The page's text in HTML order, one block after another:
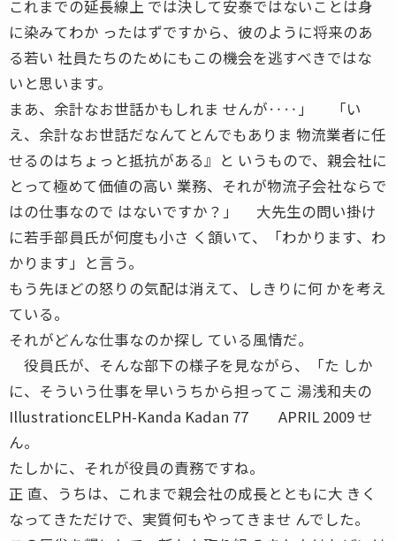
これまでの延長線上 では決して安泰ではないことは身
に染みてわか ったはずですから、彼のように将来のあ
る若い 社員たちのためにもこの機会を逃すべきではな
いと思います。
まあ、余計なお世話かもしれま せんが‥‥」 「い
え、余計なお世話だなんてとんでもありま 物流業者に任
せるのはちょっと抵抗がある』と いうもので、親会社に
とって極めて価値の高い 業務、それが物流子会社ならで
はの仕事なので はないですか？」 大先生の問い掛け
に若手部員氏が何度も小さ く頷いて、「わかります、わ
かります」と言う。
もう先ほどの怒りの気配は消えて、しきりに何 かを考え
ている。
それがどんな仕事なのか探し ている風情だ。
役員氏が、そんな部下の様子を見ながら、「た しか
に、そういう仕事を早いうちから担ってこ 湯浅和夫の
IllustrationcELPH-Kanda Kadan 77 APRIL 2009 せ
ん。
たしかに、それが役員の責務ですね。
正 直、うちは、これまで親会社の成長とともに大 きく
なってきただけで、実質何もやってきませ んでした。